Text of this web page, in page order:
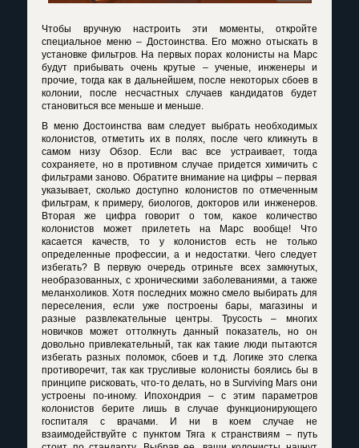
Чтобы вручную настроить эти моменты, откройте
специальное меню – Достоинства. Его можно отыскать в
установке фильтров. На первых порах колонисты на Марс
будут прибывать очень крутые – ученые, инженеры и
прочие, тогда как в дальнейшем, после некоторых сбоев в
колонии, после несчастных случаев кандидатов будет
становиться все меньше и меньше.
В меню Достоинства вам следует выбрать необходимых
колонистов, отметить их в полях, после чего кликнуть в
самом низу Обзор. Если вас все устраивает, тогда
сохраняете, но в противном случае придется химичить с
фильтрами заново. Обратите внимание на цифры – первая
указывает, сколько доступно колонистов по отмеченным
фильтрам, к примеру, биологов, докторов или инженеров.
Вторая же цифра говорит о том, какое количество
колонистов может прилететь на Марс вообще! Что
касается качеств, то у колонистов есть не только
определенные профессии, а и недостатки. Чего следует
избегать? В первую очередь отриньте всех замкнутых,
необразованных, с хроническими заболеваниями, а также
меланхоликов. Хотя последних можно смело выбирать для
переселения, если уже построены бары, магазины и
разные развлекательные центры. Трусость – многих
новичков может оттолкнуть данный показатель, но он
довольно привлекательный, так как такие люди пытаются
избегать разных поломок, сбоев и т.д. Логике это слегка
противоречит, так как трусливые колонисты боялись бы в
принципе рисковать, что-то делать, но в Surviving Mars они
устроены по-иному. Ипохондрия – с этим параметров
колонистов берите лишь в случае функционирующего
госпиталя с врачами. И ни в коем случае не
взаимодействуйте с пунктом Тяга к странствиям – путь